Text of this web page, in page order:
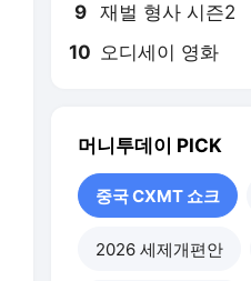
9 재벌 형사 시즌2
10 오디세이 영화
머니투데이 PICK
중국 CXMT 쇼크
2026 세제개편안